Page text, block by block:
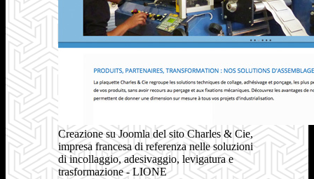
Creazione su Joomla del sito Charles & Cie,
impresa francesa di referenza nelle soluzioni
di incollaggio, adesivaggio, levigatura e
trasformazione - LIONE